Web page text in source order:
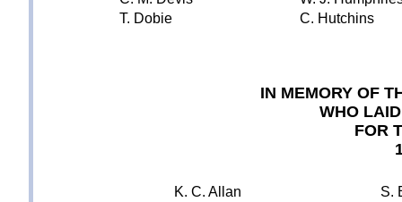
T. Dobie
C. Hutchins
IN MEMORY OF
WHO
FOR
K. C. Allan
S.